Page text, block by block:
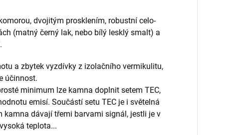
dvojitým prosklením, robustní celo-
(matný černý lak, nebo bílý lesklý smalt) a
a zbytek vyzdívky z izolačního vermikulitu,
účinnost.
minimum lze kamna doplnit setem TEC,
emisí. Součástí setu TEC je i světelná
dávají třemi barvami signál, jestli je v
teplota...